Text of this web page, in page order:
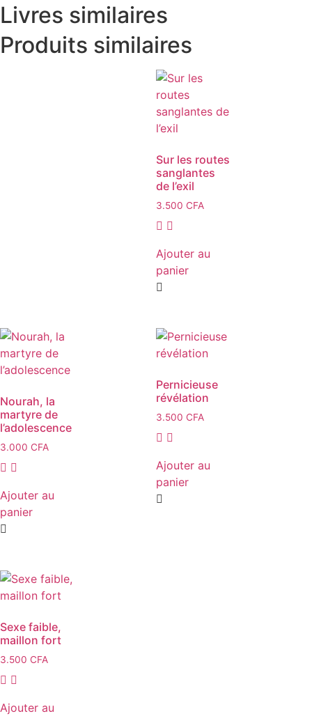
Livres similaires
Produits similaires
Sur les routes
sanglantes
de l’exil
3.500 CFA
Ajouter au
panier
Nourah, la
martyre de
l’adolescence
3.000 CFA
Ajouter au
panier
Pernicieuse
révélation
3.500 CFA
Ajouter au
panier
Sexe faible,
maillon fort
3.500 CFA
Ajouter au